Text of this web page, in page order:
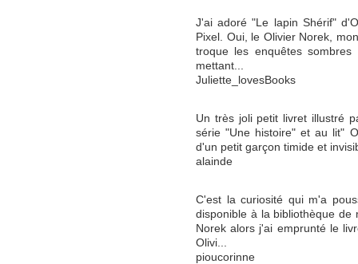
J'ai adoré "Le lapin Shérif"
Pixel. Oui, le Olivier Norek,
troque les enquêtes
mettant...
Juliette_lovesBooks
Un très joli petit livret illustré
série "Une histoire" et au lit"
d'un petit garçon timide et
alainde
C'est la curiosité qui m'a
disponible à la bibliothèque de
Norek alors j'ai emprunté le
Olivi...
pioucorinne